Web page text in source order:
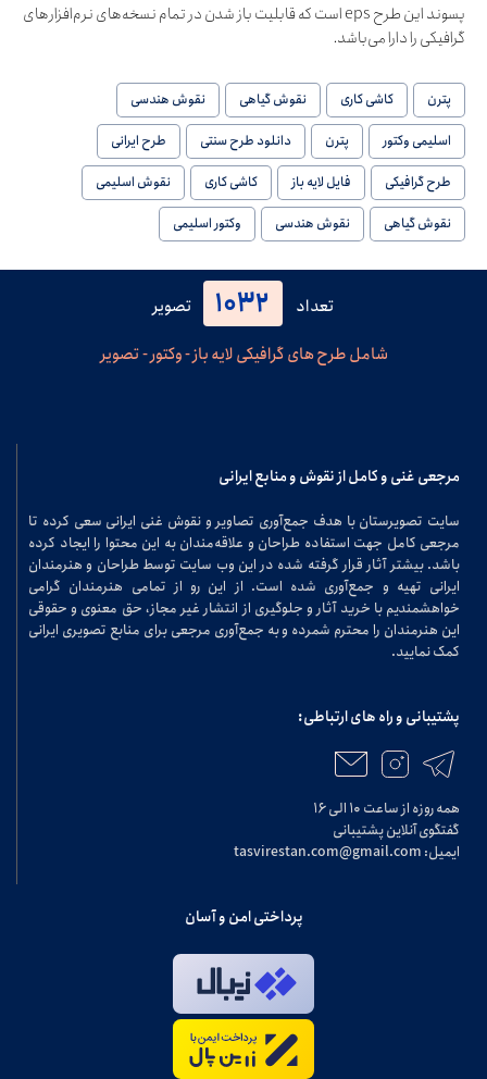
پسوند این طرح eps است که قابلیت باز شدن در تمام نسخه‌های نرم‌افزارهای
گرافیکی را دارا می‌باشد.
پترن کاشی کاری نقوش گیاهی
نقوش هندسی
اسلیمی وکتور
پترن دانلود طرح سنتی
طرح ایرانی
طرح گرافیکی
فایل لایه باز کاشی کاری
نقوش اسلیمی
نقوش گیاهی
نقوش هندسی وکتور اسلیمی
تعداد 1032
تصویر
شامل طرح های گرافیکی لایه باز - وکتور - تصویر
مرجعی غنی و کامل از نقوش و منابع ایرانی
سایت تصویرستان با هدف جمع‌آوری تصاویر و نقوش غنی ایرانی سعی کرده تا
مرجعی کامل جهت استفاده طراحان و علاقه‌مندان به این محتوا را ایجاد کرده
باشد. بیشتر آثار قرار گرفته شده در این وب سایت توسط طراحان و هنرمندان
ایرانی تهیه و جمع‌آوری شده است. از این رو از تمامی هنرمندان گرامی
خواهشمندیم با خرید آثار و جلوگیری از انتشار غیر مجاز، حق معنوی و حقوقی
این هنرمندان را محترم شمرده و به جمع‌آوری مرجعی برای منابع تصویری ایرانی
کمک نمایید.
پشتیبانی و راه های ارتباطی:
همه روزه از ساعت ۱۰ الی ۱۶
گفتگوی آنلاین پشتیبانی
ایمیل: tasvirestan.com@gmail.com
پرداختی امن و آسان